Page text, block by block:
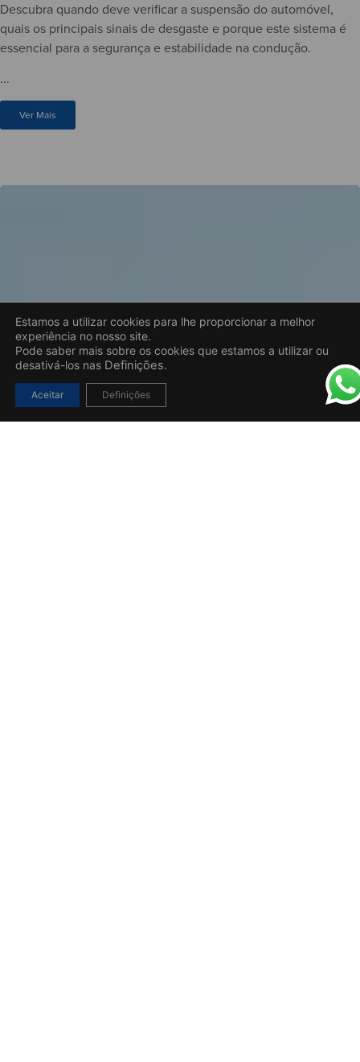
Descubra quando deve verificar a suspensão do automóvel,
quais os principais sinais de desgaste e porque este sistema é
essencial para a segurança e estabilidade na condução.
...
Ver Mais
Estamos a utilizar cookies para lhe proporcionar a melhor
experiência no nosso site.
Pode saber mais sobre os cookies que estamos a utilizar ou
desativá-los nas Definições.
Aceitar Definições